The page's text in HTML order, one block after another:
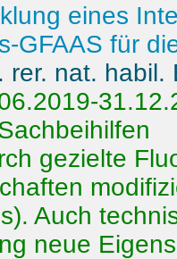
eines
GFAAS für
rer. nat.
gezielte
Auch
neue